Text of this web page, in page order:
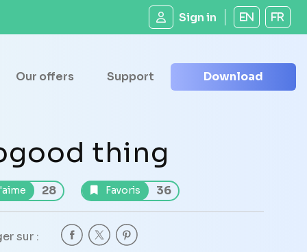
Sign in EN FR
Our offers Support Download
thing
28 Favoris 36
sur :